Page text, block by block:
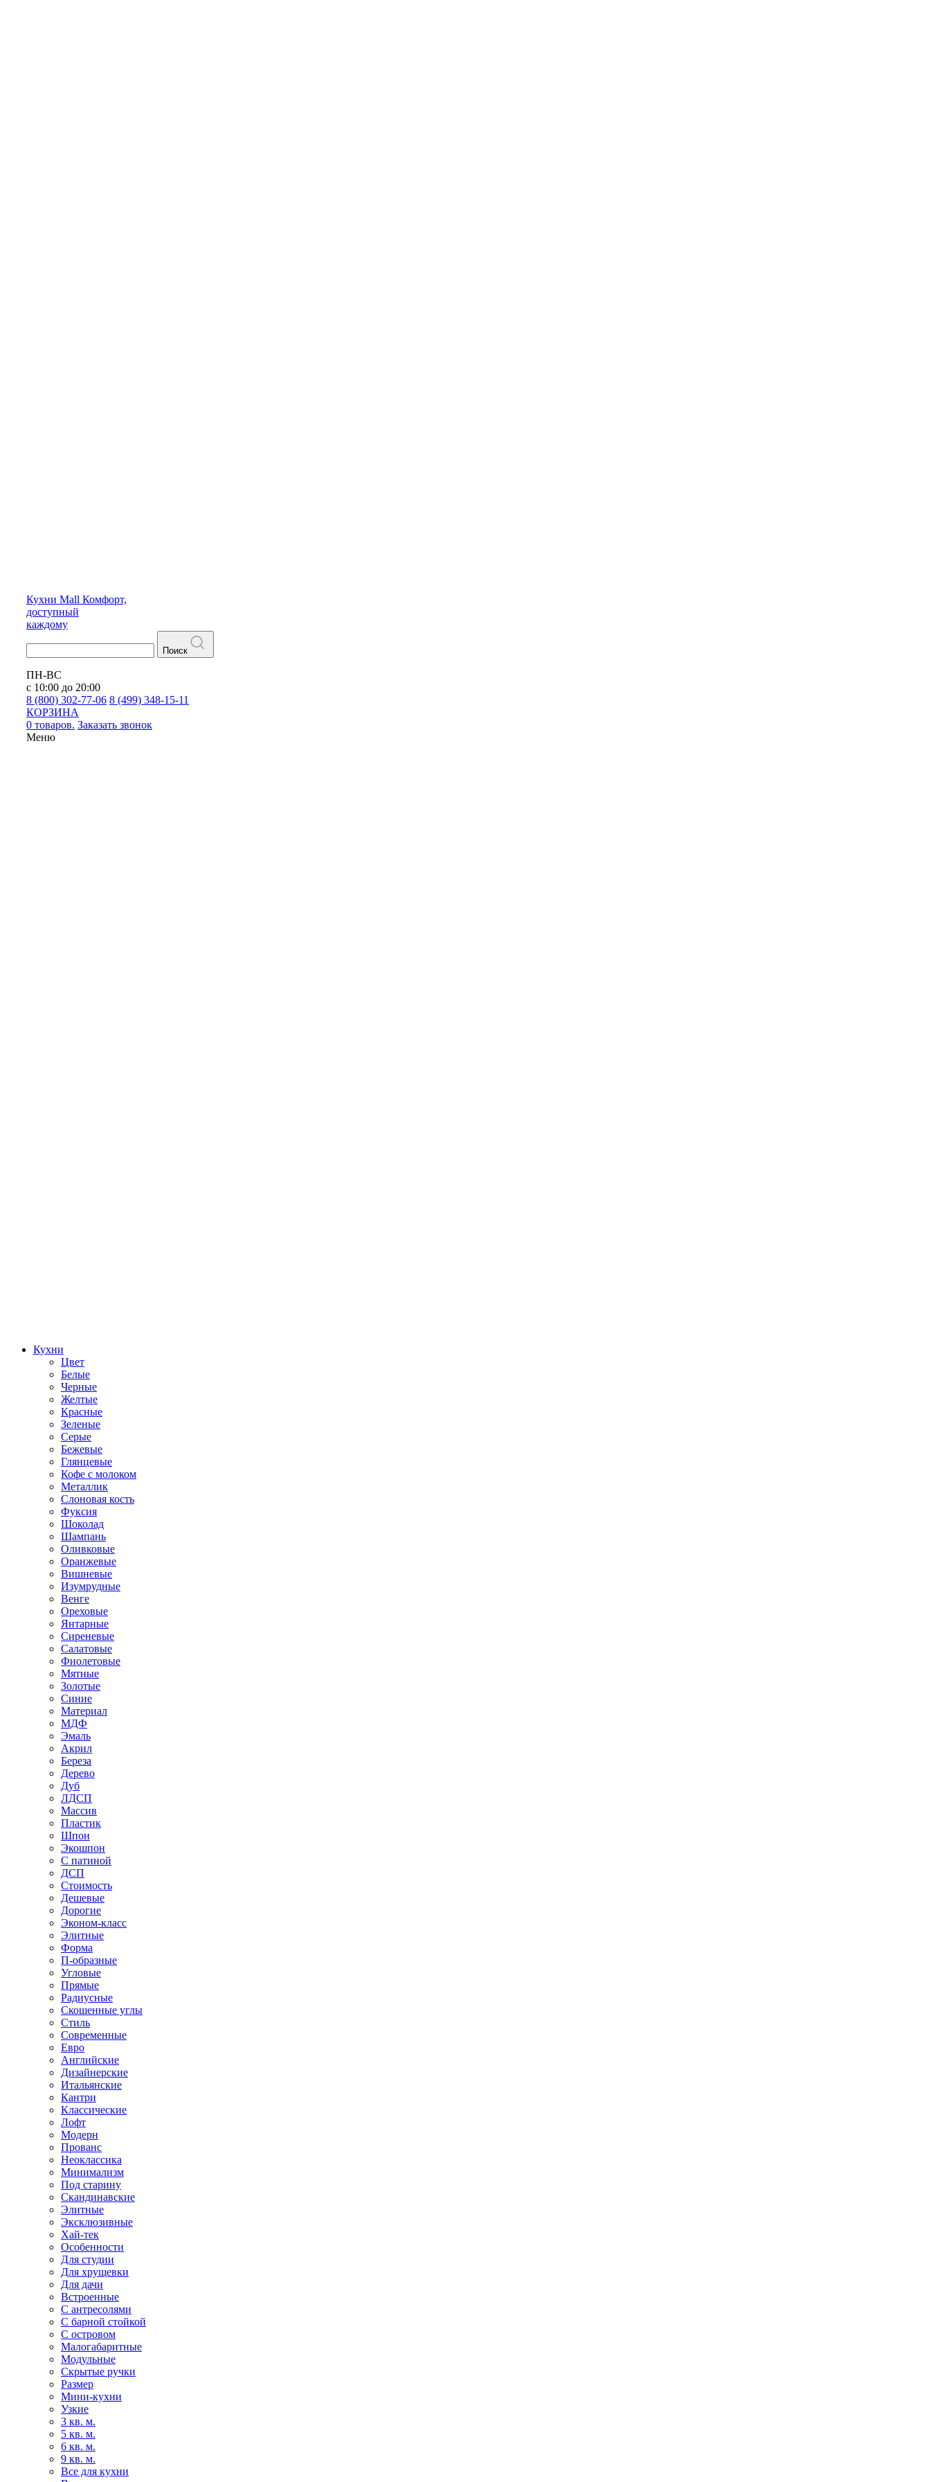
Кухни Mall Комфорт,
доступный
каждому
Поиск
ПН-ВС
с 10:00 до 20:00
8 (800) 302-77-06 8 (499) 348-15-11
КОРЗИНА
0 товаров. Заказать звонок
Меню
Кухни
Цвет
Белые
Черные
Желтые
Красные
Зеленые
Серые
Бежевые
Глянцевые
Кофе с молоком
Металлик
Слоновая кость
Фуксия
Шоколад
Шампань
Оливковые
Оранжевые
Вишневые
Изумрудные
Венге
Ореховые
Янтарные
Сиреневые
Салатовые
Фиолетовые
Мятные
Золотые
Синие
Материал
МДФ
Эмаль
Акрил
Береза
Дерево
Дуб
ЛДСП
Массив
Пластик
Шпон
Экошпон
С патиной
ДСП
Стоимость
Дешевые
Дорогие
Эконом-класс
Элитные
Форма
П-образные
Угловые
Прямые
Радиусные
Скошенные углы
Стиль
Современные
Евро
Английские
Дизайнерские
Итальянские
Кантри
Классические
Лофт
Модерн
Прованс
Неоклассика
Минимализм
Под старину
Скандинавские
Элитные
Эксклюзивные
Хай-тек
Особенности
Для студии
Для хрущевки
Для дачи
Встроенные
С антресолями
С барной стойкой
С островом
Малогабаритные
Модульные
Скрытые ручки
Размер
Мини-кухни
Узкие
3 кв. м.
5 кв. м.
6 кв. м.
9 кв. м.
Все для кухни